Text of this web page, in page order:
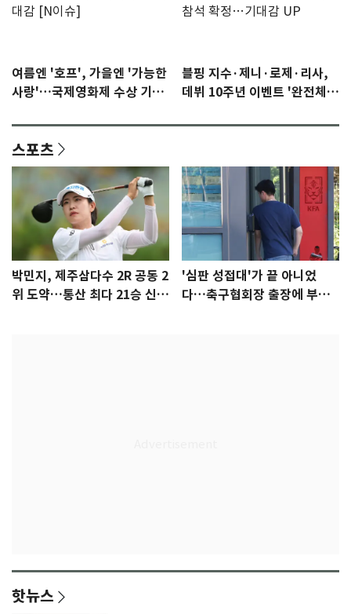
여름엔 '호프', 가을엔 '가능한
사랑'…국제영화제 수상 기대
블핑 지수·제니·로제·리사,
데뷔 10주년 이벤트 '완전체'
스포츠
박민지, 제주삼다수 2R 공동 2
위 도약…통산 최다 21승 신기
'심판 성접대'가 끝 아니었
다…축구협회장 출장에 부인
핫뉴스